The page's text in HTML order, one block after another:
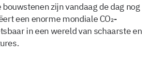
zijn vandaag de dag nog
een enorme mondiale CO₂-
in een wereld van schaarste en